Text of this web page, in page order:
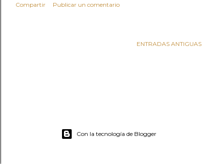
Compartir Publicar un comentario
ENTRADAS ANTIGUAS
Con la tecnología de Blogger